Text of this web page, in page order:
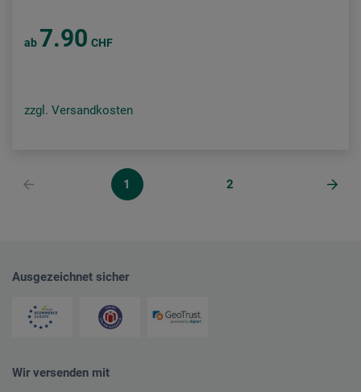
ab 7.90 CHF
zzgl. Versandkosten
1 2
Ausgezeichnet sicher
Wir versenden mit